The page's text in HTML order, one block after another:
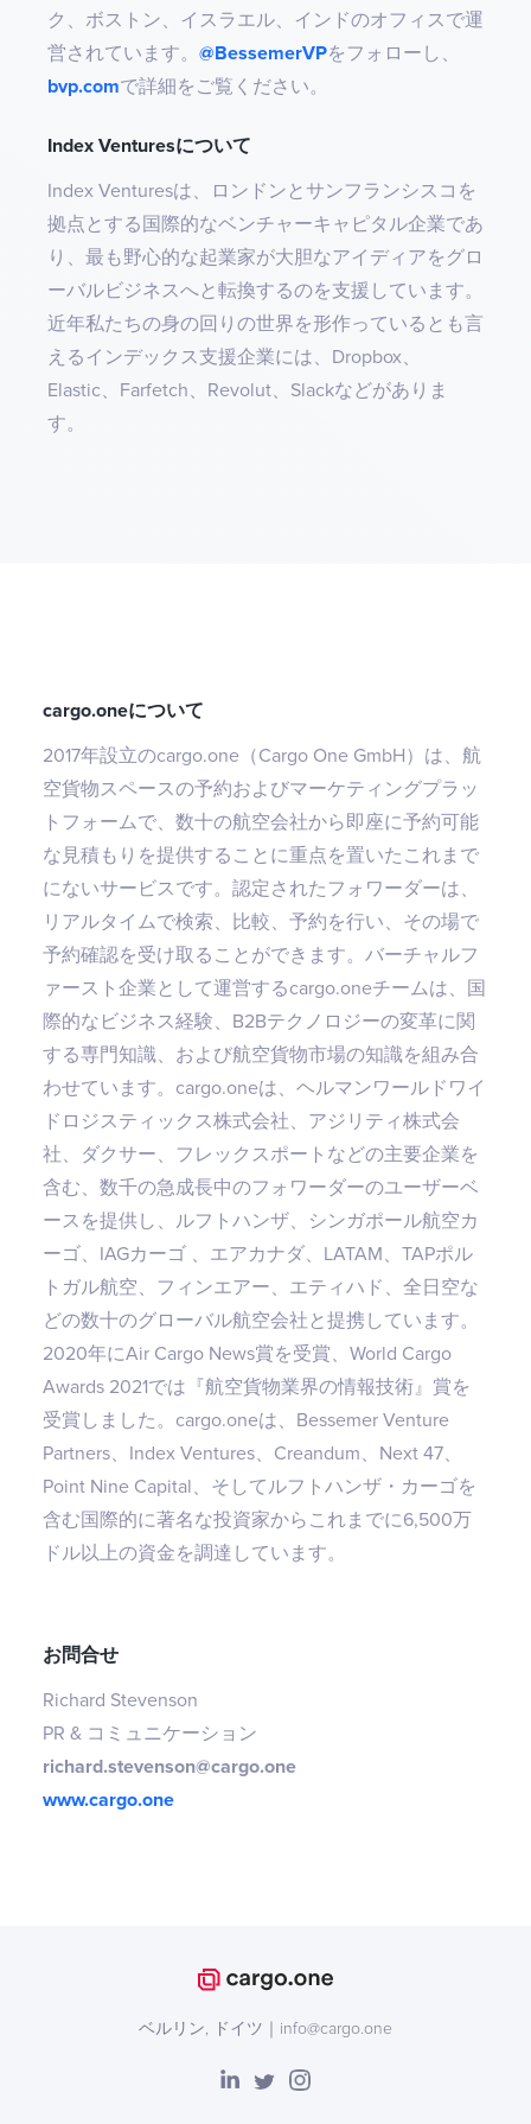
ク、ボストン、イスラエル、インドのオフィスで運
営されています。 @BessemerVPをフォローし、
bvp.comで詳細をご覧ください。
Index Venturesについて
Index Venturesは、ロンドンとサンフランシスコを
拠点とする国際的なベンチャーキャピタル企業であ
り、最も野心的な起業家が大胆なアイディアをグロ
ーバルビジネスへと転換するのを支援しています。
近年私たちの身の回りの世界を形作っているとも言
えるインデックス支援企業には、Dropbox、
Elastic、Farfetch、Revolut、Slackなどがありま
す。
cargo.oneについて
2017年設立のcargo.one（Cargo One GmbH）は、航
空貨物スペースの予約およびマーケティングプラッ
トフォームで、数十の航空会社から即座に予約可能
な見積もりを提供することに重点を置いたこれまで
にないサービスです。認定されたフォワーダーは、
リアルタイムで検索、比較、予約を行い、その場で
予約確認を受け取ることができます。バーチャルフ
ァースト企業として運営するcargo.oneチームは、国
際的なビジネス経験、B2Bテクノロジーの変革に関
する専門知識、および航空貨物市場の知識を組み合
わせています。cargo.oneは、ヘルマンワールドワイ
ドロジスティックス株式会社、アジリティ株式会
社、ダクサー、フレックスポートなどの主要企業を
含む、数千の急成長中のフォワーダーのユーザーベ
ースを提供し、ルフトハンザ、シンガポール航空カ
ーゴ、IAGカーゴ 、エアカナダ、LATAM、TAPポル
トガル航空、フィンエアー、エティハド、全日空な
どの数十のグローバル航空会社と提携しています。
2020年にAir Cargo News賞を受賞、World Cargo
Awards 2021では『航空貨物業界の情報技術』賞を
受賞しました。cargo.oneは、Bessemer Venture
Partners、Index Ventures、Creandum、Next 47、
Point Nine Capital、そしてルフトハンザ・カーゴを
含む国際的に著名な投資家からこれまでに6,500万
ドル以上の資金を調達しています。
お問合せ
Richard Stevenson
PR & コミュニケーション
richard.stevenson@cargo.one
www.cargo.one
ベルリン, ドイツ｜info@cargo.one